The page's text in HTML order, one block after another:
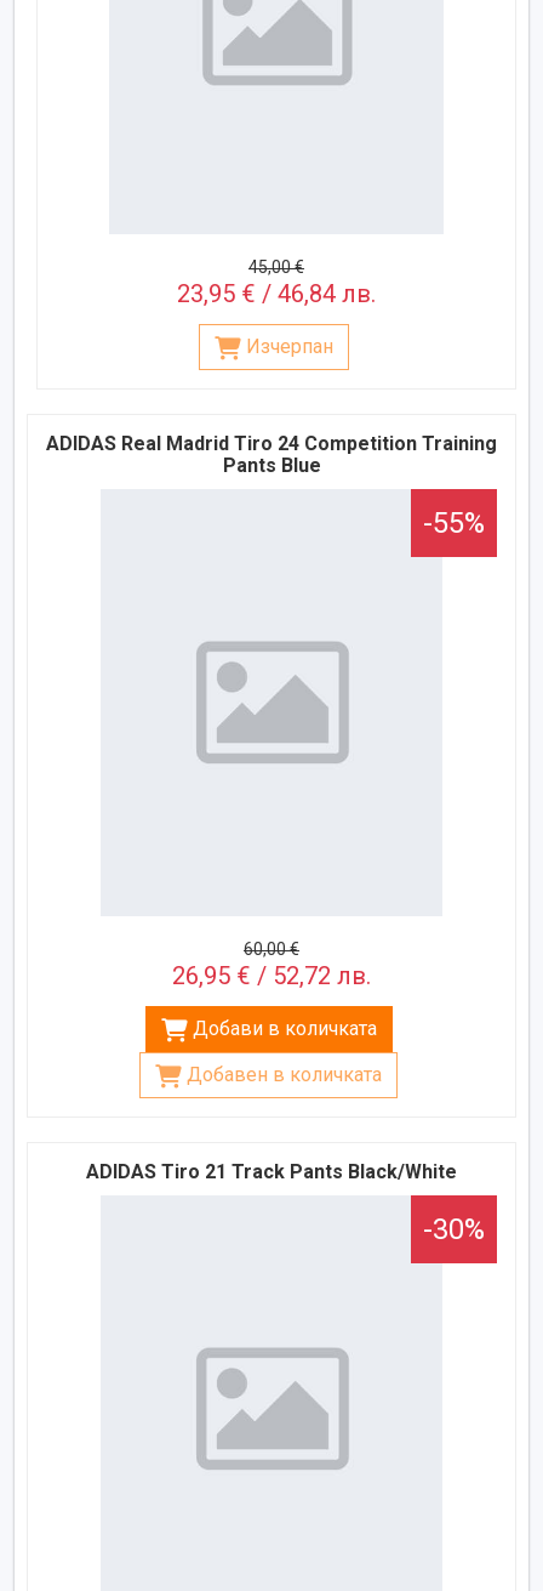
45,00 €
23,95 € / 46,84 лв.
Изчерпан
ADIDAS Real Madrid Tiro 24 Competition Training
Pants Blue
-55%
60,00 €
26,95 € / 52,72 лв.
Добави в количката
Добавен в количката
ADIDAS Tiro 21 Track Pants Black/White
-30%